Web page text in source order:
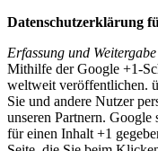
Datenschutzerklärung
Erfassung und
Mithilfe der Google +1-
weltweit veröffentlichen.
Sie und andere Nutzer
unseren Partnern.
für einen Inhalt +1